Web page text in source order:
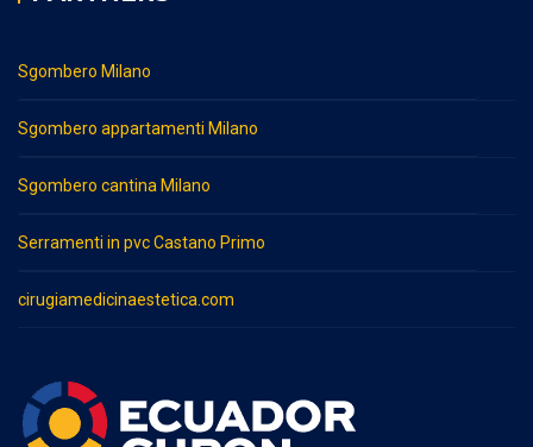
Sgombero Milano
Sgombero appartamenti Milano
Sgombero cantina Milano
Serramenti in pvc Castano Primo
cirugiamedicinaestetica.com